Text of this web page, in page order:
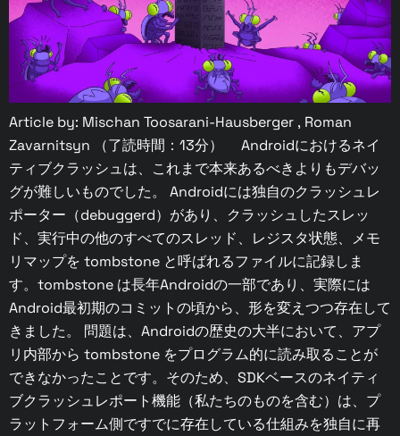
Article by: Mischan Toosarani-Hausberger , Roman
Zavarnitsyn （了読時間：13分） Androidにおけるネイ
ティブクラッシュは、これまで本来あるべきよりもデバッ
グが難しいものでした。 Androidには独自のクラッシュレ
ポーター（debuggerd）があり、クラッシュしたスレッ
ド、実行中の他のすべてのスレッド、レジスタ状態、メモ
リマップを tombstone と呼ばれるファイルに記録しま
す。tombstone は長年Androidの一部であり、実際には
Android最初期のコミットの頃から、形を変えつつ存在して
きました。 問題は、Androidの歴史の大半において、アプ
リ内部から tombstone をプログラム的に読み取ることが
できなかったことです。そのため、SDKベースのネイティ
ブクラッシュレポート機能（私たちのものを含む）は、プ
ラットフォーム側ですでに存在している仕組みを独自に再